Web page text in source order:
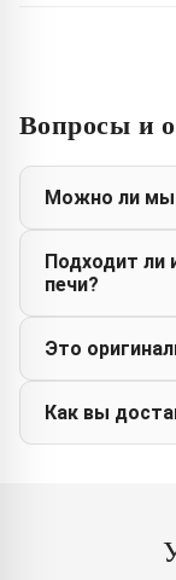
Вопросы и
Можно ли
Подходит ли
печи?
Это
Как вы